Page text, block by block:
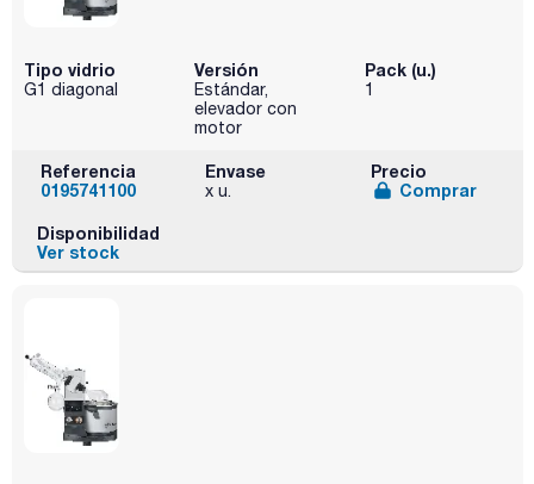
Tipo vidrio
G1 diagonal
Versión
Estándar,
elevador con
motor
Pack (u.)
1
Referencia
0195741100
Envase
x u.
Precio
Comprar
Disponibilidad
Ver stock